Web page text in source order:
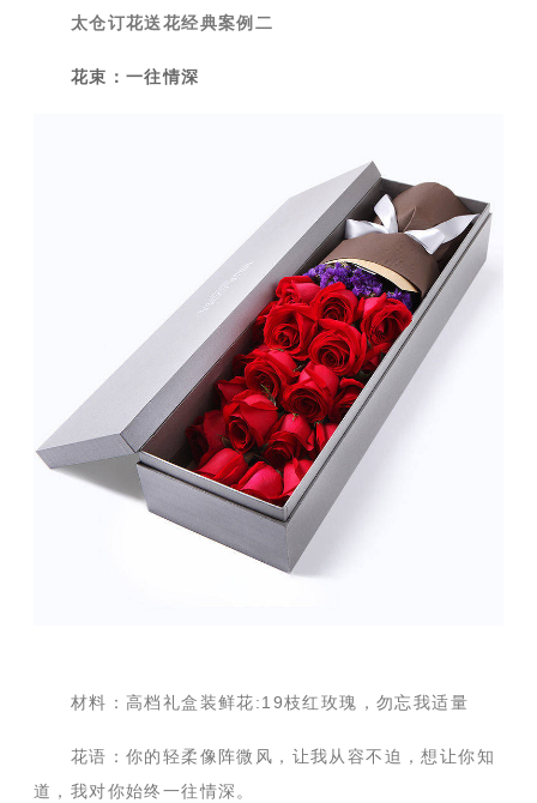
太仓订花送花经典案例二
花束：一往情深
材料：高档礼盒装鲜花:19枝红玫瑰，勿忘我适量
花语：你的轻柔像阵微风，让我从容不迫，想让你知
道，我对你始终一往情深。